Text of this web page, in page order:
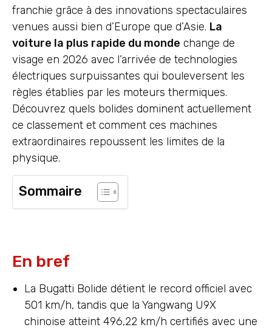
franchie grâce à des innovations spectaculaires
venues aussi bien d’Europe que d’Asie. La
voiture la plus rapide du monde change de
visage en 2026 avec l’arrivée de technologies
électriques surpuissantes qui bouleversent les
règles établies par les moteurs thermiques.
Découvrez quels bolides dominent actuellement
ce classement et comment ces machines
extraordinaires repoussent les limites de la
physique.
Sommaire
En bref
La Bugatti Bolide détient le record officiel avec
501 km/h, tandis que la Yangwang U9X
chinoise atteint 496,22 km/h certifiés avec une